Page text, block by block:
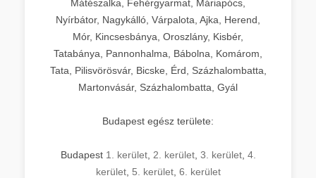
Mátészalka, Fehérgyarmat, Máriapócs,
Nyírbátor, Nagykálló, Várpalota, Ajka, Herend,
Mór, Kincsesbánya, Oroszlány, Kisbér,
Tatabánya, Pannonhalma, Bábolna, Komárom,
Tata, Pilisvörösvár, Bicske, Érd, Százhalombatta,
Martonvásár, Százhalombatta, Gyál
Budapest egész területe:
Budapest 1. kerület, 2. kerület, 3. kerület, 4.
kerület, 5. kerület, 6. kerület